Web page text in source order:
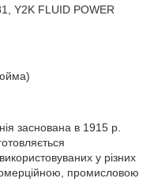
Y2K FLUID POWER
заснована в 1915 р.
у різних
промисловою